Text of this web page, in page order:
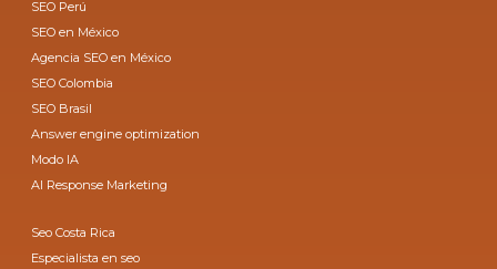
SEO Perú
SEO en México
Agencia SEO en México
SEO Colombia
SEO Brasil
Answer engine optimization
Modo IA
AI Response Marketing
Seo Costa Rica
Especialista en seo